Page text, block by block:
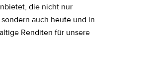
die nicht nur
auch heute und in
Renditen für unsere